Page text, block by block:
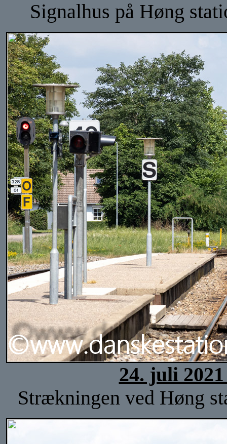
Signalhus på Høng
24. juli
Strækningen ved Høng